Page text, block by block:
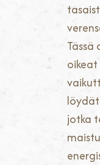
Tässä
jotka